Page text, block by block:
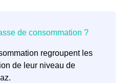
regroupent les
de leur niveau de